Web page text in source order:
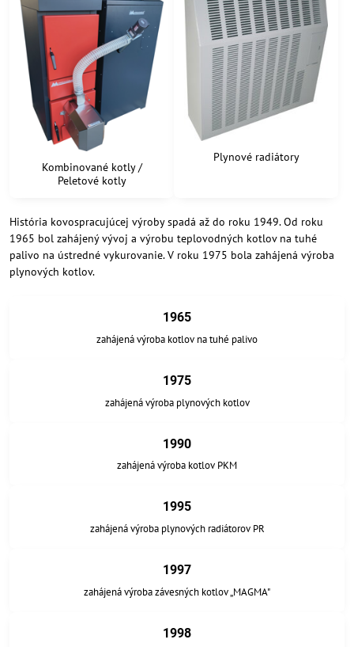
Kombinované kotly /
Peletové kotly
Plynové radiátory
História kovospracujúcej výroby spadá až do roku 1949. Od roku
1965 bol zahájený vývoj a výrobu teplovodných kotlov na tuhé
palivo na ústredné vykurovanie. V roku 1975 bola zahájená výroba
plynových kotlov.
1965
zahájená výroba kotlov na tuhé palivo
1975
zahájená výroba plynových kotlov
1990
zahájená výroba kotlov PKM
1995
zahájená výroba plynových radiátorov PR
1997
zahájená výroba závesných kotlov „MAGMA"
1998